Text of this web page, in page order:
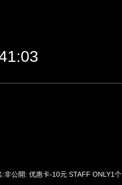
非公開: 优惠卡-10元 STAFF ONLY1个